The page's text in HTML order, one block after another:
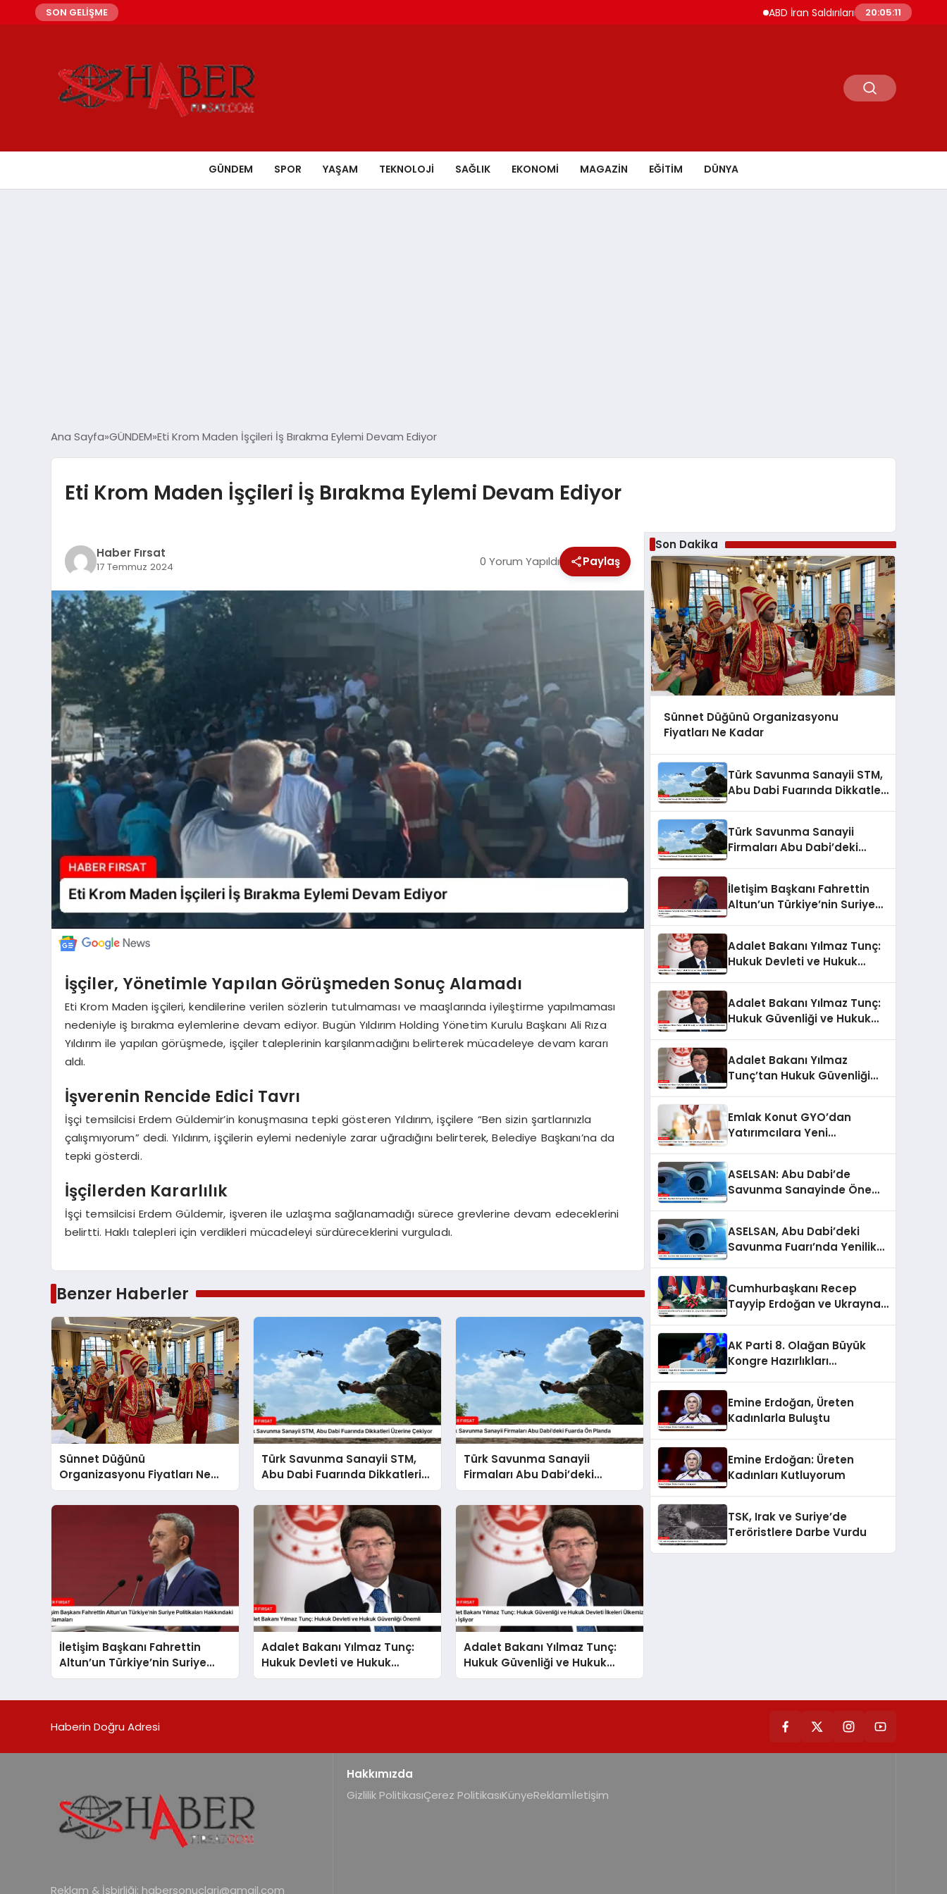
SON GELİŞME ABD İran Saldırılarını Askıya Aldı Hürmüz
20:05:12
GÜNDEM SPOR YAŞAM TEKNOLOJİ SAĞLIK EKONOMİ MAGAZİN EĞİTİM DÜNYA
Ana Sayfa GÜNDEM Eti Krom Maden İşçileri İş Bırakma Eylemi Devam Ediyor
Eti Krom Maden İşçileri İş Bırakma Eylemi Devam Ediyor
Haber Fırsat
17 Temmuz 2024 0 Yorum Yapıldı Paylaş
İşçiler, Yönetimle Yapılan Görüşmeden Sonuç Alamadı
Eti Krom Maden işçileri, kendilerine verilen sözlerin tutulmaması ve maaşlarında iyileştirme yapılmaması
nedeniyle iş bırakma eylemlerine devam ediyor. Bugün Yıldırım Holding Yönetim Kurulu Başkanı Ali Rıza
Yıldırım ile yapılan görüşmede, işçiler taleplerinin karşılanmadığını belirterek mücadeleye devam kararı
aldı.
İşverenin Rencide Edici Tavrı
İşçi temsilcisi Erdem Güldemir’in konuşmasına tepki gösteren Yıldırım, işçilere “Ben sizin şartlarınızla
çalışmıyorum” dedi. Yıldırım, işçilerin eylemi nedeniyle zarar uğradığını belirterek, Belediye Başkanı’na da
tepki gösterdi.
İşçilerden Kararlılık
İşçi temsilcisi Erdem Güldemir, işveren ile uzlaşma sağlanamadığı sürece grevlerine devam edeceklerini
belirtti. Haklı talepleri için verdikleri mücadeleyi sürdüreceklerini vurguladı.
Benzer Haberler
Sünnet Düğünü
Organizasyonu Fiyatları Ne
Kadar
Türk Savunma Sanayii STM,
Abu Dabi Fuarında Dikkatleri
Üzerine Çekiyor
Türk Savunma Sanayii
Firmaları Abu Dabi’deki
Fuarda Ön Planda
İletişim Başkanı Fahrettin
Altun’un Türkiye’nin Suriye
Politikaları Hakkındaki
Adalet Bakanı Yılmaz Tunç:
Hukuk Devleti ve Hukuk
Güvenliği Önemli
Adalet Bakanı Yılmaz Tunç:
Hukuk Güvenliği ve Hukuk
Devleti İlkeleri Ülkemizde Tam
Son Dakika
Sünnet Düğünü Organizasyonu
Fiyatları Ne Kadar
Türk Savunma Sanayii STM,
Abu Dabi Fuarında Dikkatleri
Türk Savunma Sanayii
Firmaları Abu Dabi’deki
İletişim Başkanı Fahrettin
Altun’un Türkiye’nin Suriye
Adalet Bakanı Yılmaz Tunç:
Hukuk Devleti ve Hukuk
Adalet Bakanı Yılmaz Tunç:
Hukuk Güvenliği ve Hukuk
Adalet Bakanı Yılmaz
Tunç’tan Hukuk Güvenliği
Emlak Konut GYO’dan
Yatırımcılara Yeni
ASELSAN: Abu Dabi’de
Savunma Sanayinde Önemli
ASELSAN, Abu Dabi’deki
Savunma Fuarı’nda Yenilikçi
Cumhurbaşkanı Recep
Tayyip Erdoğan ve Ukrayna
AK Parti 8. Olağan Büyük
Kongre Hazırlıkları
Emine Erdoğan, Üreten
Kadınlarla Buluştu
Emine Erdoğan: Üreten
Kadınları Kutluyorum
TSK, Irak ve Suriye’de
Teröristlere Darbe Vurdu
Haberin Doğru Adresi
Reklam & İşbirliği: habersonuclari@gmail.com
Hakkımızda
Gizlilik PolitikasıÇerez PolitikasıKünyeReklamİletişim